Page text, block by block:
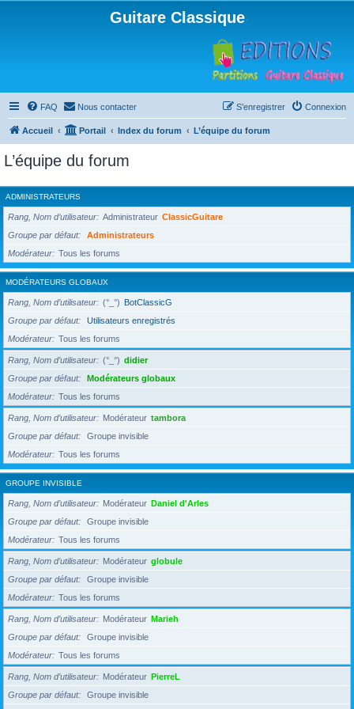
Guitare Classique
FAQ Nous contacter Connexion
S’enregistrer
Accueil Portail Index du forum L’équipe du forum
L’équipe du forum
ADMINISTRATEURS
Rang, Nom d’utilisateur Administrateur ClassicGuitare
Groupe par défaut
Administrateurs
Modérateur
Tous les forums
MODÉRATEURS GLOBAUX
Rang, Nom d’utilisateur (°_°) BotClassicG
Groupe par défaut
Utilisateurs enregistrés
Modérateur
Tous les forums
Rang, Nom d’utilisateur (°_°) didier
Groupe par défaut
Modérateurs globaux
Modérateur
Tous les forums
Rang, Nom d’utilisateur Modérateur tambora
Groupe par défaut
Groupe invisible
Modérateur
Tous les forums
GROUPE INVISIBLE
Rang, Nom d’utilisateur Modérateur Daniel d'Arles
Groupe par défaut
Groupe invisible
Modérateur
Tous les forums
Rang, Nom d’utilisateur Modérateur globule
Groupe par défaut
Groupe invisible
Modérateur
Tous les forums
Rang, Nom d’utilisateur Modérateur Marieh
Groupe par défaut
Groupe invisible
Modérateur
Tous les forums
Rang, Nom d’utilisateur Modérateur PierreL
Groupe par défaut
Groupe invisible